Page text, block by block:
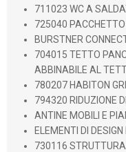
711023 WC A
725040
BURSTNER
704015 TETTO
ABBINABILE AL
780207 HABITON
794320 RIDUZIONE
ANTINE MOBILI E
ELEMENTI DI
730116 STRUTTURA